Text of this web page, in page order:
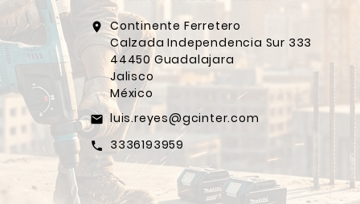
location_on Continente Ferretero
Calzada Independencia Sur 333
44450 Guadalajara
Jalisco
México
email luis.reyes@gcinter.com
call 3336193959